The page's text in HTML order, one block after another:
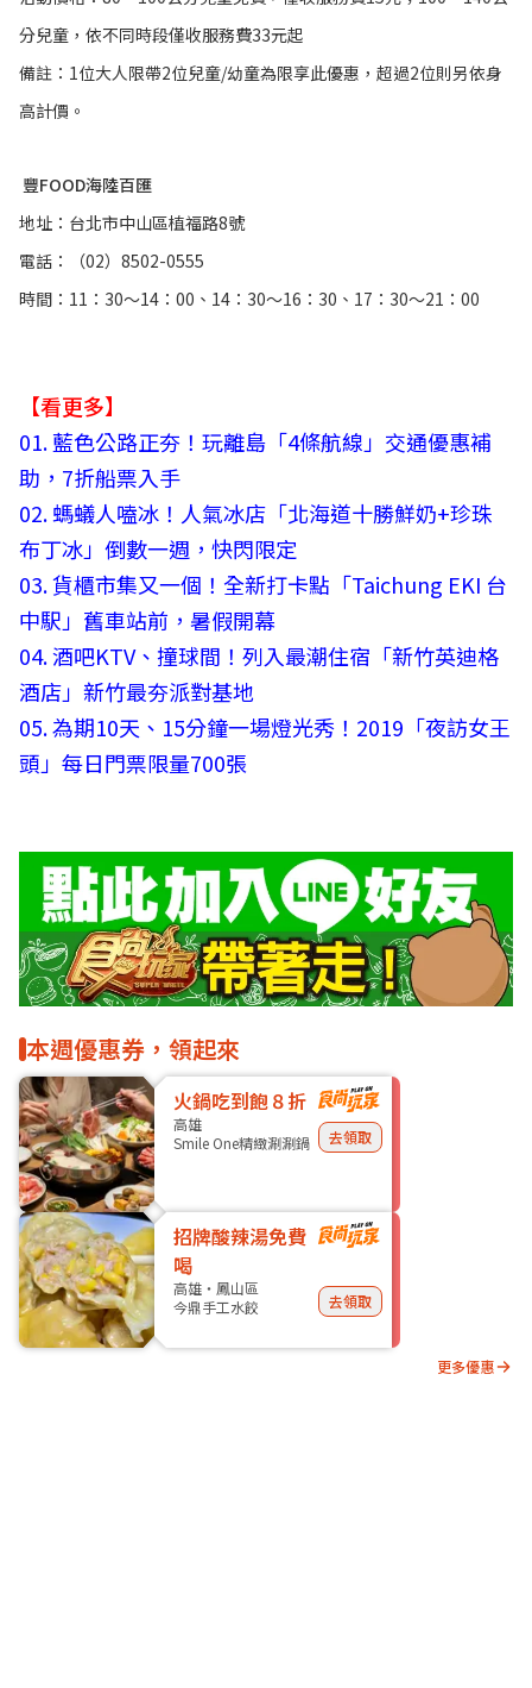
分兒童，依不同時段僅收服務費33元起
備註：1位大人限帶2位兒童/幼童為限享此優惠，超過2位則另依身
高計價。
豐FOOD海陸百匯
地址：台北市中山區植福路8號
電話：（02）8502-0555
時間：11：30～14：00、14：30～16：30、17：30～21：00
【看更多】
01.藍色公路正夯！玩離島「4條航線」交通優惠補
助，7折船票入手
02.螞蟻人嗑冰！人氣冰店「北海道十勝鮮奶+珍珠
布丁冰」倒數一週，快閃限定
03.貨櫃市集又一個！全新打卡點「Taichung EKI 台
中駅」舊車站前，暑假開幕
04.酒吧KTV、撞球間！列入最潮住宿「新竹英迪格
酒店」新竹最夯派對基地
05.為期10天、15分鐘一場燈光秀！2019「夜訪女王
頭」每日門票限量700張
本週優惠券，領起來
火鍋吃到飽８折
高雄
Smile One精緻涮涮鍋
去領取
招牌酸辣湯免費
喝
高雄・鳳山區
今鼎手工水餃
去領取
更多優惠